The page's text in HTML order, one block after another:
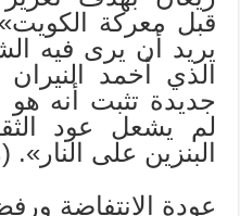
قبل معركة
يريد أن يرى فيه
الذي أخمد
جديدة تثبت أنه هو
لم يشعل عود
البنزين على النار».
عودة الانتفاضة